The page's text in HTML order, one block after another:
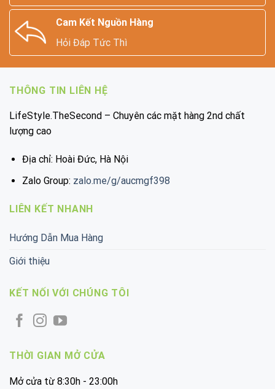
Cam Kết Nguồn Hàng
Hỏi Đáp Tức Thì
THÔNG TIN LIÊN HỆ
LifeStyle.TheSecond – Chuyên các mặt hàng 2nd chất
lượng cao
Địa chỉ: Hoài Đức, Hà Nội
Zalo Group: zalo.me/g/aucmgf398
LIÊN KẾT NHANH
Hướng Dẫn Mua Hàng
Giới thiệu
KẾT NỐI VỚI CHÚNG TÔI
THỜI GIAN MỞ CỬA
Mở cửa từ 8:30h - 23:00h